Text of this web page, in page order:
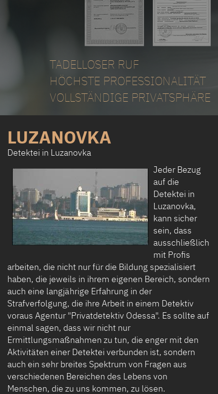
TADELLOSER RUF
HÖCHSTE PROFESSIONALITÄT
VOLLSTÄNDIGE PRIVATSPHÄRE
LUZANOVKA
Detektei in Luzanovka
Jeder Bezug
auf die
Detektei in
Luzanovka,
kann sicher
sein, dass
ausschließlich
mit Profis
arbeiten, die nicht nur für die Bildung spezialisiert
haben, die jeweils in ihrem eigenen Bereich, sondern
auch eine langjährige Erfahrung in der
Strafverfolgung, die ihre Arbeit in einem Detektiv
voraus Agentur "Privatdetektiv Odessa". Es sollte auf
einmal sagen, dass wir nicht nur
Ermittlungsmaßnahmen zu tun, die enger mit den
Aktivitäten einer Detektei verbunden ist, sondern
auch ein sehr breites Spektrum von Fragen aus
verschiedenen Bereichen des Lebens von
Menschen, die zu uns kommen, zu lösen.